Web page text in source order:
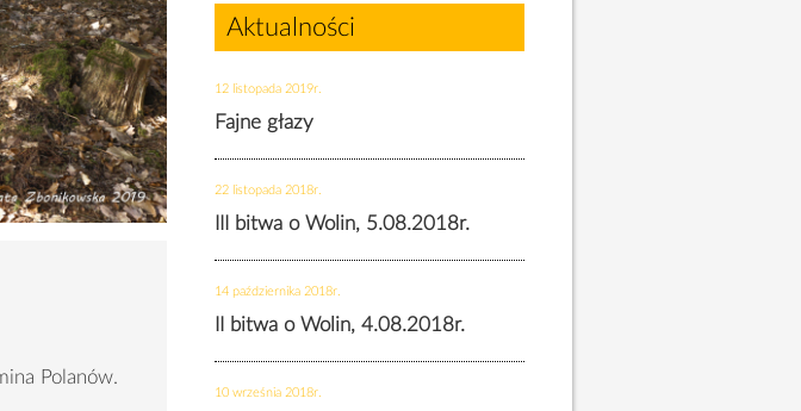
Polanów.
Aktualności
12 listopada 2019r.
Fajne głazy
22 listopada 2018r.
III bitwa o Wolin, 5.08.2018r.
14 października 2018r.
II bitwa o Wolin, 4.08.2018r.
10 września 2018r.